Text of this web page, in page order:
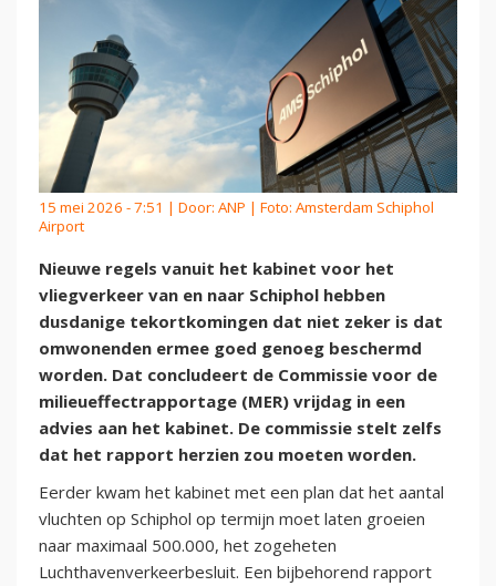
15 mei 2026 - 7:51 | Door: ANP | Foto: Amsterdam Schiphol
Airport
Nieuwe regels vanuit het kabinet voor het
vliegverkeer van en naar Schiphol hebben
dusdanige tekortkomingen dat niet zeker is dat
omwonenden ermee goed genoeg beschermd
worden. Dat concludeert de Commissie voor de
milieueffectrapportage (MER) vrijdag in een
advies aan het kabinet. De commissie stelt zelfs
dat het rapport herzien zou moeten worden.
Eerder kwam het kabinet met een plan dat het aantal
vluchten op Schiphol op termijn moet laten groeien
naar maximaal 500.000, het zogeheten
Luchthavenverkeerbesluit. Een bijbehorend rapport